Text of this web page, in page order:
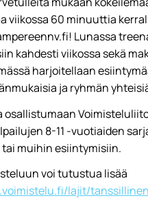
viikossa 60 minuuttia
Lunassa
kahdesti viikossa sekä
harjoitellaan
ja ryhmän
osallistumaan
8-11 -vuotiaiden
muihin esiintymisiin.
voi tutustua lisää
lajit/